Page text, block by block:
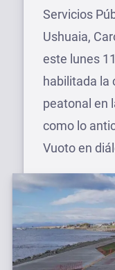
Servicios
Ushuaia,
este lunes
habilitada la
peatonal en
como lo
Vuoto en